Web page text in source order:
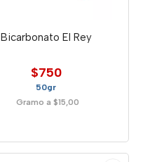
Bicarbonato El Rey
$750
50gr
Gramo a $15,00